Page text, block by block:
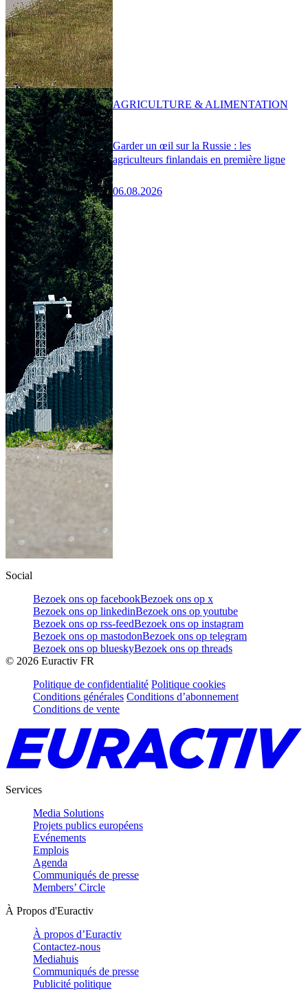
Garder un œil sur la Russie : les
agriculteurs finlandais en première ligne
06.08.2026
AGRICULTURE & ALIMENTATION
Social
Bezoek ons op facebookBezoek ons op x
Bezoek ons op linkedinBezoek ons op youtube
Bezoek ons op rss-feedBezoek ons op instagram
Bezoek ons op mastodonBezoek ons op telegram
Bezoek ons op blueskyBezoek ons op threads
© 2026 Euractiv FR
Politique de confidentialité Politique cookies
Conditions générales Conditions d’abonnement
Conditions de vente
Services
Media Solutions
Projets publics européens
Evénements
Emplois
Agenda
Communiqués de presse
Members’ Circle
À Propos d'Euractiv
À propos d’Euractiv
Contactez-nous
Mediahuis
Communiqués de presse
Publicité politique